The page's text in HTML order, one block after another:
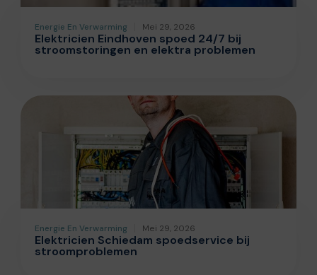
Energie En Verwarming Mei 29, 2026
Elektricien Eindhoven spoed 24/7 bij
stroomstoringen en elektra problemen
Energie En Verwarming Mei 29, 2026
Elektricien Schiedam spoedservice bij
stroomproblemen